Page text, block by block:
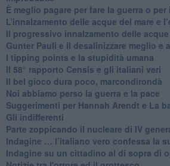
È meglio pagare per fare la guerra o
​L’innalzamento delle acque del mare e
​Il progressivo innalzamento delle acque
​Gunter Pauli e il desalinizzare meglio e
I tipping points e la stupidità umana
​Il 58° rapporto Censis e gli italiani veri
​Il bel gioco dura poco, marcondirondà
Noi abbiamo perso la guerra e la pace
Suggerimenti per Hannah Arendt e La
​Gli indifferenti
Parte zoppicando il nucleare di IV
​Indagine … l’italiano vero confessa la
Indagine su un cittadino al di sopra di